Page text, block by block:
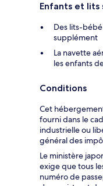
Enfants et lits
Des lits-
supplément
La navette
les enfants
Conditions
Cet
fourni dans le
industrielle ou
général des
Le ministère
exige que tous
numéro de